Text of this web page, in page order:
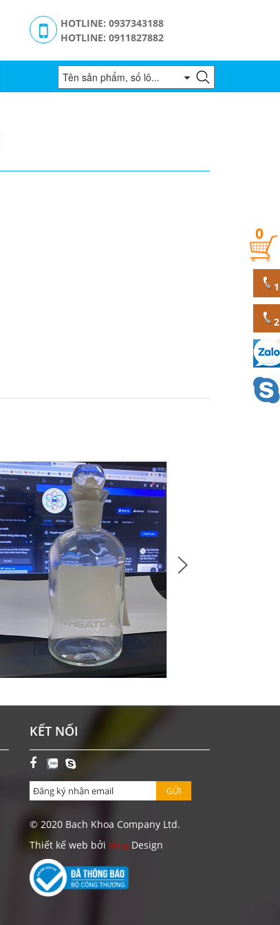
HOTLINE: 0937343188
HOTLINE: 0911827882
0
Giá: Liên hệ
ĐẶT HÀNG
KẾT NỐI
GỬI
© 2020 Bach Khoa Company Ltd.
Thiết kế web bởi Vina Design